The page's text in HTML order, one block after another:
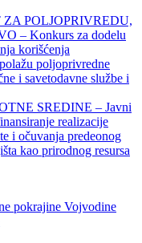
POLJOPRIVREDU,
– Konkurs za dodelu
korišćenja
poljoprivredne
i savetodavne službe i
SREDINE – Javni
realizacije
i očuvanja predeonog
kao prirodnog resursa
pokrajine Vojvodine